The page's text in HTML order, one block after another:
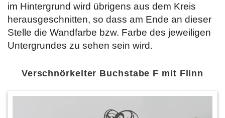
im Hintergrund wird übrigens aus dem Kreis
herausgeschnitten, so dass am Ende an dieser
Stelle die Wandfarbe bzw. Farbe des jeweiligen
Untergrundes zu sehen sein wird.
Verschnörkelter Buchstabe F mit Flinn